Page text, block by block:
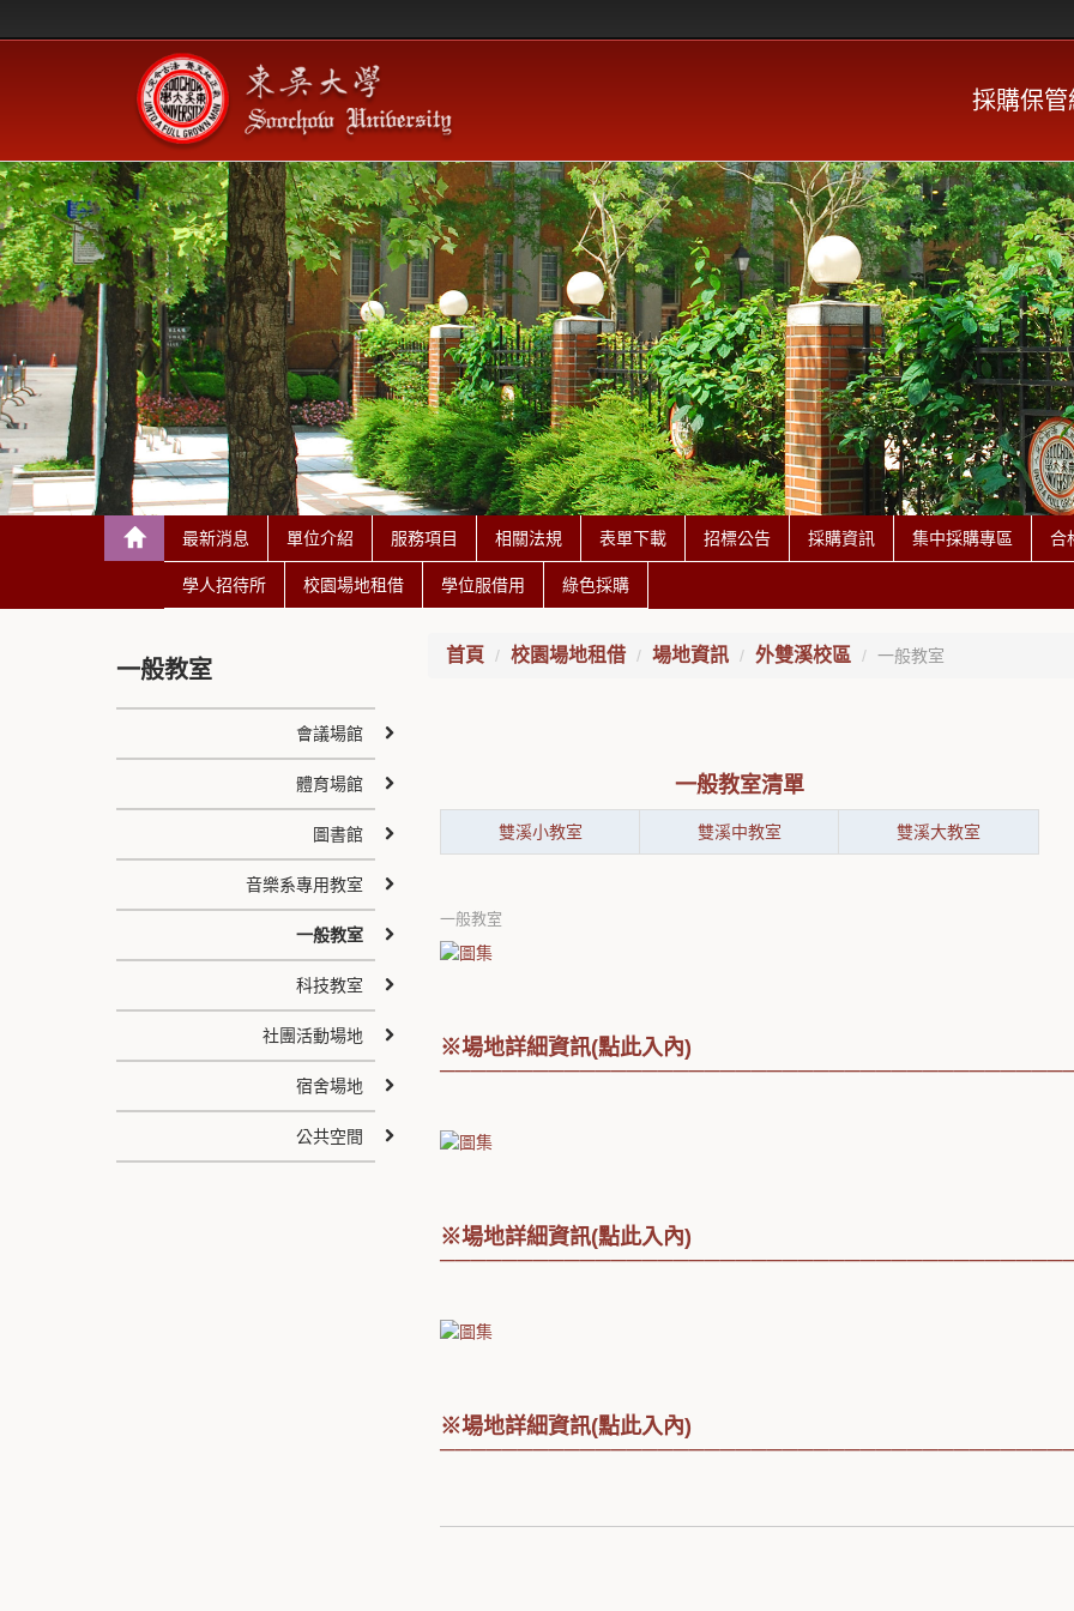
採購保
最新消息 單位介紹 服務項目 相關法規 表單下載 招標公告 採購資訊 集中採購專區 合
學人招待所 校園場地租借 學位服借用 綠色採購
首頁 校園場地租借 場地資訊 外雙溪校區 一般教室
一般教室清單
雙溪小教室 雙溪中教室 雙溪大教室
一般教室
※場地詳細資訊(點此入內)
※場地詳細資訊(點此入內)
※場地詳細資訊(點此入內)
一般教室
會議場館
體育場館
圖書館
音樂系專用教室
一般教室
科技教室
社團活動場地
宿舍場地
公共空間